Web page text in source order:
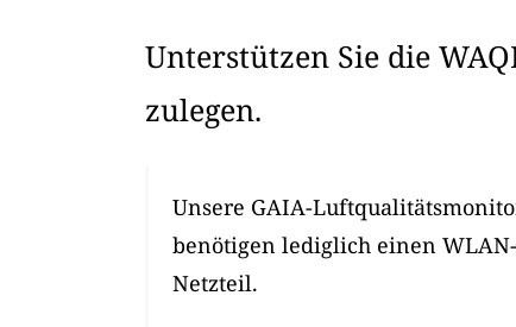
Unterstützen Sie die
zulegen.
Unsere GAIA-
benötigen lediglich einen
Netzteil.